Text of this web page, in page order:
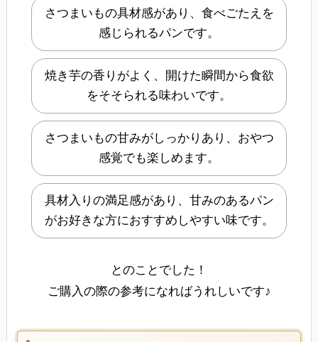
さつまいもの具材感があり、食べごたえを
感じられるパンです。
焼き芋の香りがよく、開けた瞬間から食欲
をそそられる味わいです。
さつまいもの甘みがしっかりあり、おやつ
感覚でも楽しめます。
具材入りの満足感があり、甘みのあるパン
がお好きな方におすすめしやすい味です。
とのことでした！
ご購入の際の参考になればうれしいです♪